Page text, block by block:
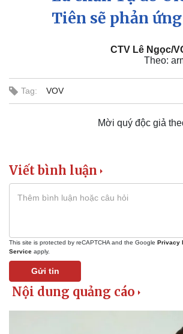
Doanh nghiệp
Thông tin doanh nghiệp
Chuyển
Tiên sẽ phản
CTV Lê Ngọc/
Theo:
Tag: VOV
Mời quý độc giả
Viết bình luận
This site is protected by reCAPTCHA and the Google Privacy
Service apply.
Gửi tin